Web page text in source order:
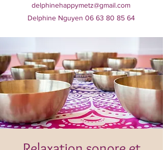
delphinehappymetz@gmail.com
Delphine Nguyen 06 63 80 85 64